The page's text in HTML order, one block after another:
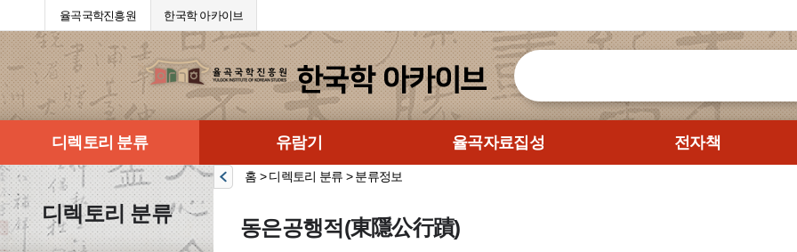
율곡국학진흥원 한국학 아카이브
디렉토리 분류 유람기 율곡자료집성 전자책
디렉토리 분류
홈 > 디렉토리 분류 > 분류정보
동은공행적(東隱公行蹟)